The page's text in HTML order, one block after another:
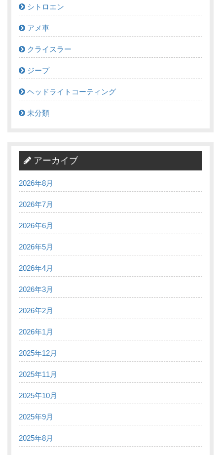
シトロエン
アメ車
クライスラー
ジープ
ヘッドライトコーティング
未分類
アーカイブ
2026年8月
2026年7月
2026年6月
2026年5月
2026年4月
2026年3月
2026年2月
2026年1月
2025年12月
2025年11月
2025年10月
2025年9月
2025年8月